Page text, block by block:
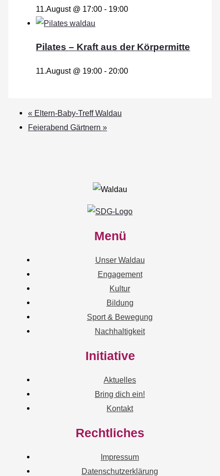
11.August @ 17:00 - 19:00
Pilates – Kraft aus der Körpermitte
11.August @ 19:00 - 20:00
« Eltern-Baby-Treff Waldau
Feierabend Gärtnern »
Menü
Unser Waldau
Engagement
Kultur
Bildung
Sport & Bewegung
Nachhaltigkeit
Initiative
Aktuelles
Bring dich ein!
Kontakt
Rechtliches
Impressum
Datenschutzerklärung